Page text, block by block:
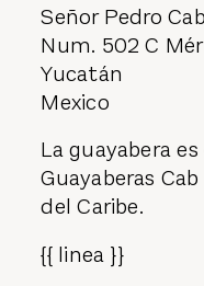
Señor Pedro Cab
Num. 502 C
Yucatán
Mexico
La guayabera
Guayaberas
del Caribe.
{{ linea }}